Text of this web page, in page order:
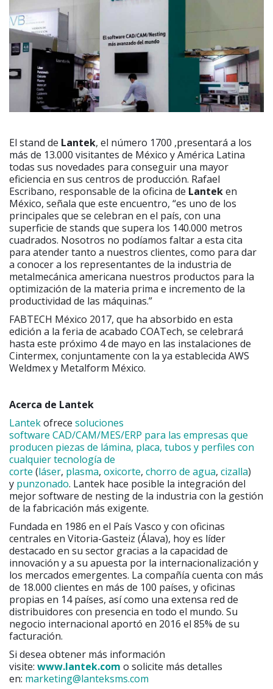
El stand de Lantek, el número 1700 ,presentará a los
más de 13.000 visitantes de México y América Latina
todas sus novedades para conseguir una mayor
eficiencia en sus centros de producción. Rafael
Escribano, responsable de la oficina de Lanteken
México, señala que este encuentro, “es uno de los
principales que se celebran en el país, con una
superficie de stands que supera los 140.000 metros
cuadrados. Nosotros no podíamos faltar a esta cita
para atender tanto a nuestros clientes, como para dar
a conocer a los representantes de la industria de
metalmecánica americana nuestros productos para la
optimización de la materia prima e incremento de la
productividad de las máquinas.”
FABTECH México 2017, que ha absorbido en esta
edición a la feria de acabado COATech, se celebrará
hasta este próximo 4 de mayo en las instalaciones de
Cintermex, conjuntamente con la ya establecida AWS
Weldmex y Metalform México.
Acerca de Lantek
Lantekofrece soluciones
software CAD/CAM/MES/ERP para las empresas que
producen piezas de lámina, placa, tubos y perfiles con
cualquier tecnología de
corte (láser, plasma, oxicorte, chorro de agua, cizalla)
y punzonado. Lantek hace posible la integración del
mejor software de nesting de la industria con la gestión
de la fabricación más exigente.
Fundada en 1986 en el País Vasco y con oficinas
centrales en Vitoria-Gasteiz (Álava), hoy es líder
destacado en su sector gracias a la capacidad de
innovación y a su apuesta por la internacionalización y
los mercados emergentes. La compañía cuenta con más
de 18.000 clientes en más de 100 países, y oficinas
propias en 14 países, así como una extensa red de
distribuidores con presencia en todo el mundo. Su
negocio internacional aportó en 2016 el 85% de su
facturación.
Si desea obtener más información
visite: www.lantek.com o solicite más detalles
en: marketing@lanteksms.com